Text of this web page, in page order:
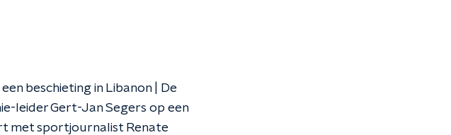
beschieting in Libanon | De
leider Gert-Jan Segers op een
met sportjournalist Renate